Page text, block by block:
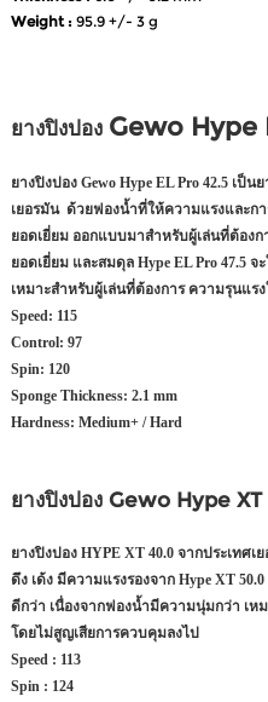
Weight : 95.9 +/- 3 g
ยางปิงปอง Gewo Hype
ยางปิงปอง Gewo Hype EL Pro 42.5 เ
เยอรมัน ด้วยฟองน้ำที่ให้ความแรงและก
ยอดเยี่ยม ออกแบบมาสำหรับผู้เล่นที่ต้อง
ยอดเยี่ยม และสมดุล Hype EL Pro 47.5
เหมาะสำหรับผู้เล่นที่ต้องการ ความรุนแ
Speed: 115
Control: 97
Spin: 120
Sponge Thickness: 2.1 mm
Hardness: Medium+ / Hard
ยางปิงปอง Gewo Hype
ยางปิงปอง HYPE XT 40.0 จากประเทศเ
ดึง เด้ง มีความแรงรองจาก Hype XT
ดีกว่า เนื่องจากฟองน้ำมีความนุ่มกว่า เห
โดยไม่สูญเสียการควบคุมลงไป
Speed : 113
Spin : 124